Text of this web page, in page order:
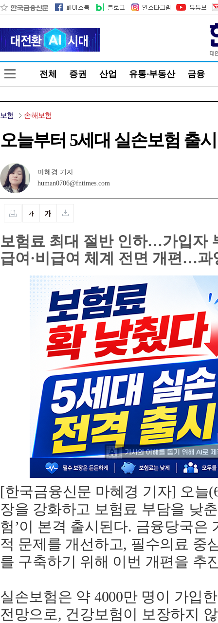
전체 증권 산업 유통·부동산 금융
보험 손해보험
오늘부터 5세대 실손보험 출
마혜경 기자
human0706@fntimes.com
보험료 최대 절반 인하…가입자
급여·비급여 체계 전면 개편…과
[한국금융신문 마혜경 기자] 오늘
장을 강화하고 보험료 부담을 낮
험’이 본격 출시된다. 금융당국은
적 문제를 개선하고, 필수의료 중
를 구축하기 위해 이번 개편을 추
실손보험은 약 4000만 명이 가입
전망으로, 건강보험이 보장하지